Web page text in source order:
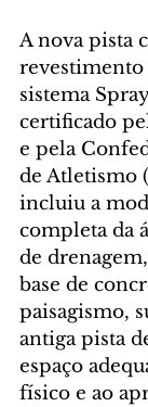
A nova pista
sistema
certificado
e pela
de Atletismo
incluiu a
completa da
de
base de
paisagismo,
antiga pista
espaço
físico e ao